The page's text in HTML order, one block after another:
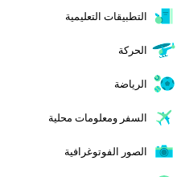
التطبيقات التعليمية
الحركة
الرياضة
السفر ومعلومات محلية
الصور الفوتوغرافية